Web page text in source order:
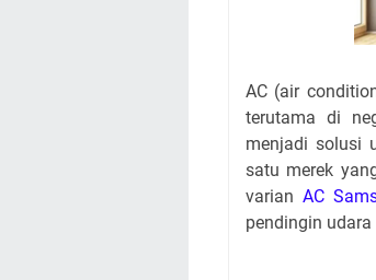
AC (air
terutama di
menjadi solusi
satu merek
varian AC
pendingin